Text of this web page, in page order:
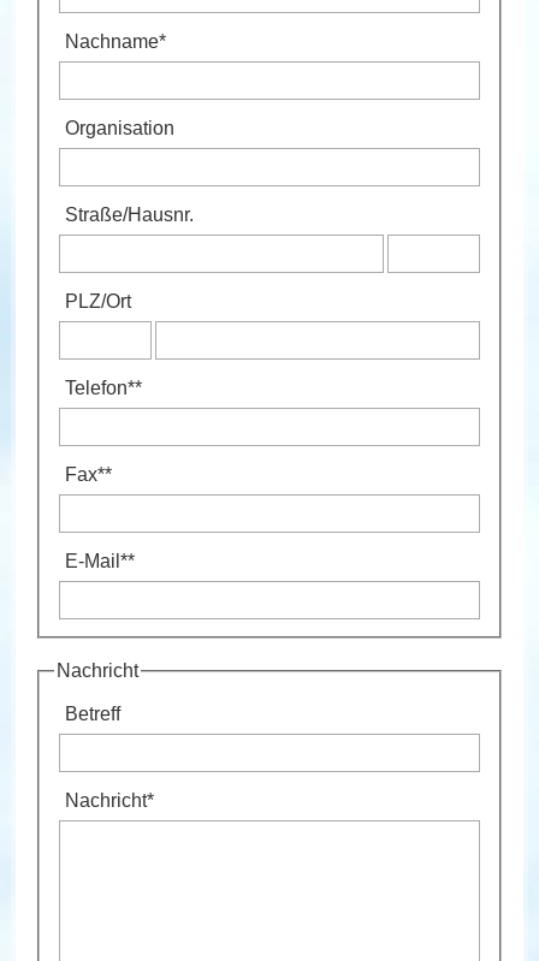
Nachname*
Organisation
Straße/Hausnr.
PLZ/Ort
Telefon**
Fax**
E-Mail **
Nachricht
Betreff
Nachricht*